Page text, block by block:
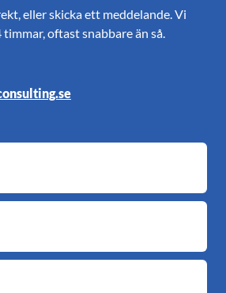
eller skicka ett meddelande. Vi
oftast snabbare än så.